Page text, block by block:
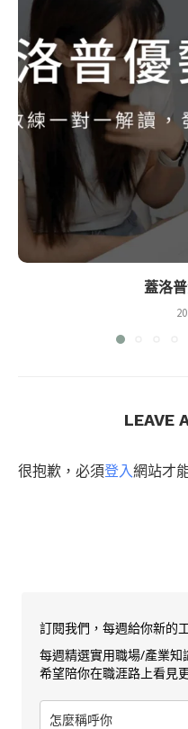
蓋洛
LEAVE
很抱歉，必須登入網站才
訂閱我們，每週給你新的
每週精選實用職場/產業知
希望陪你在職涯路上看見